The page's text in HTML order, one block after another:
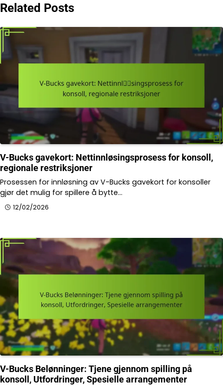
Related Posts
V-Bucks gavekort: Nettinnløsingsprosess for konsoll,
regionale restriksjoner
Prosessen for innløsning av V-Bucks gavekort for konsoller
gjør det mulig for spillere å bytte…
12/02/2026
V-Bucks Belønninger: Tjene gjennom spilling på
konsoll, Utfordringer, Spesielle arrangementer